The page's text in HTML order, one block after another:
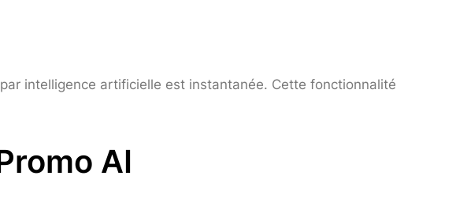
intelligence artificielle est instantanée. Cette fonctionnalité
AI